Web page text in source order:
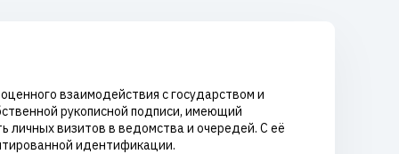
взаимодействия с государством и
рукописной подписи, имеющий
визитов в ведомства и очередей. С её
идентификации.